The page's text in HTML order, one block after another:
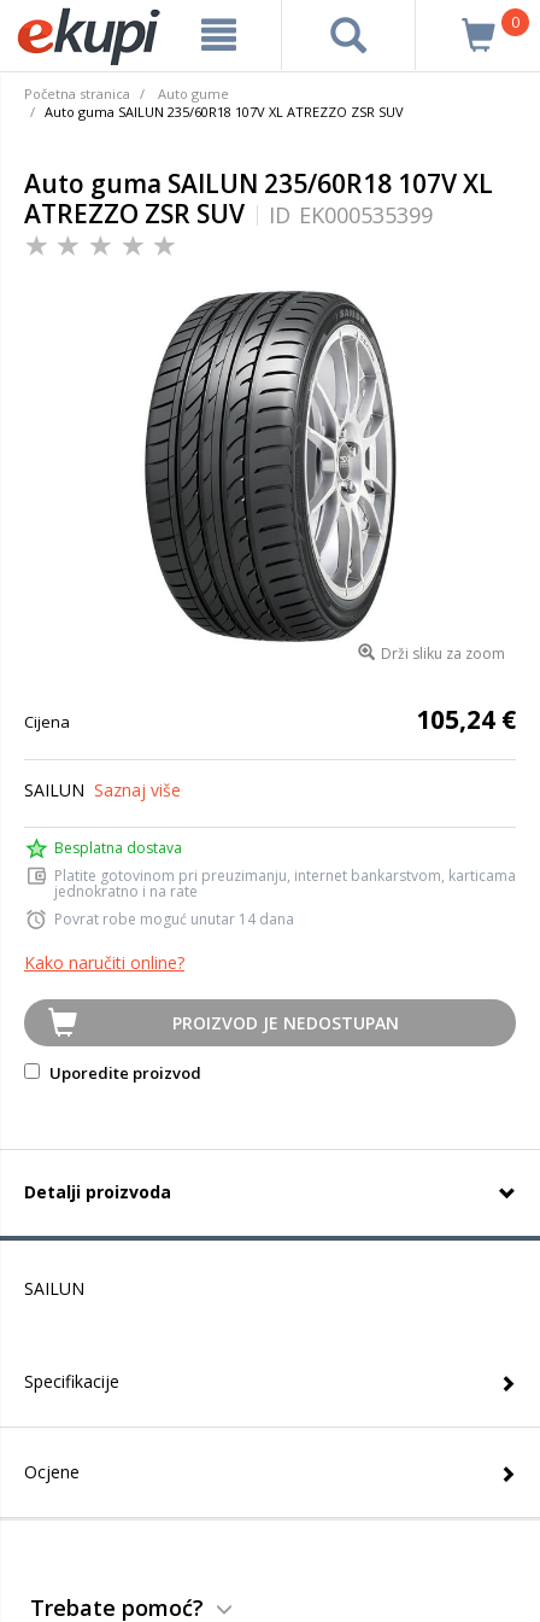
0
Početna stranica
Auto gume
Auto guma SAILUN 235/60R18 107V XL ATREZZO ZSR SUV
Auto guma SAILUN 235/60R18 107V XL
ATREZZO ZSR SUV
ID EK000535399
Drži sliku za zoom
Cijena 105,24 €
SAILUN Saznaj više
Besplatna dostava
Platite gotovinom pri preuzimanju, internet bankarstvom, karticama
jednokratno i na rate
Povrat robe moguć unutar 14 dana
Kako naručiti online?
PROIZVOD JE NEDOSTUPAN
Uporedite proizvod
Detalji proizvoda
SAILUN
Specifikacije
Ocjene
Trebate pomoć?